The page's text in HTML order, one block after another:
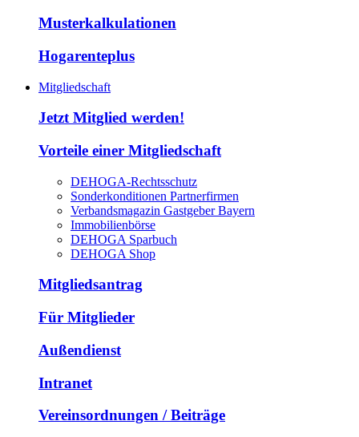
Musterkalkulationen
Hogarenteplus
Mitgliedschaft
Jetzt Mitglied werden!
Vorteile einer Mitgliedschaft
DEHOGA-Rechtsschutz
Sonderkonditionen Partnerfirmen
Verbandsmagazin Gastgeber Bayern
Immobilienbörse
DEHOGA Sparbuch
DEHOGA Shop
Mitgliedsantrag
Für Mitglieder
Außendienst
Intranet
Vereinsordnungen / Beiträge